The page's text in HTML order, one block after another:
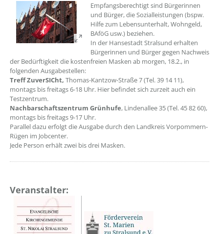
??? absaetzeOben[1]/titel ???
Empfangsberechtigt sind Bürgerinnen
und Bürger, die Sozialleistungen (bspw.
Hilfe zum Lebensunterhalt, Wohngeld,
BAföG usw.) beziehen.
In der Hansestadt Stralsund erhalten
Bürgerinnen und Bürger gegen Nachweis
der Bedürftigkeit die kostenfreien Masken ab morgen, 18.2., in
folgenden Ausgabestellen:
Treff ZuverSICht, Thomas-Kantzow-Straße 7 (Tel. 39 14 11),
montags bis freitags 6-18 Uhr. Hier befindet sich zurzeit auch ein
Testzentrum.
Nachbarschaftszentrum Grünhufe, Lindenallee 35 (Tel. 45 82 60),
montags bis freitags 9-17 Uhr.
Parallel dazu erfolgt die Ausgabe durch den Landkreis Vorpommern-
Rügen im Jobcenter.
Jede Person erhält zwei bis drei Masken.
Veranstalter: